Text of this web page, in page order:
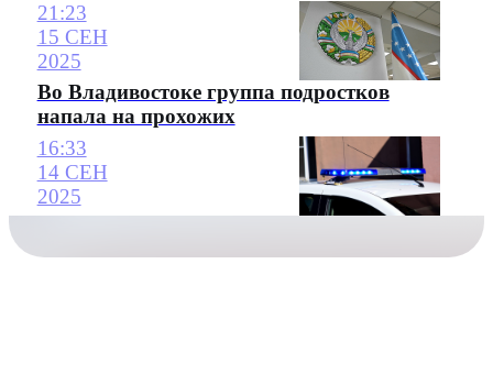
21:23
15 СЕН
2025
Во Владивостоке группа подростков
напала на прохожих
16:33
14 СЕН
2025